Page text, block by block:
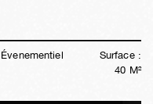
Surface :
40 M²